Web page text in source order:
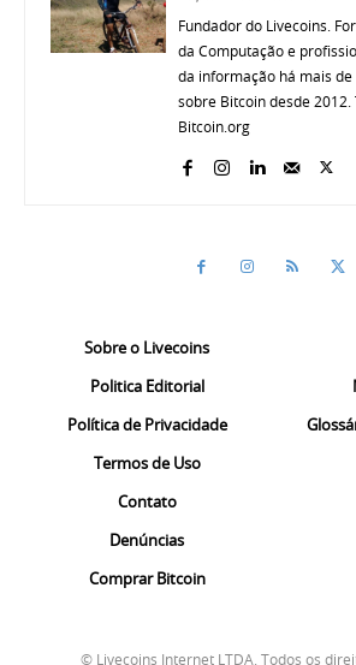
Fundador do Livecoins.
da Computação e
da informação há mais de
sobre Bitcoin desde
Bitcoin.org
Sobre o Livecoins
Politica Editorial
Política de Privacidade
Termos de Uso
Contato
Denúncias
Comprar Bitcoin
© Livecoins Internet LTDA. Todos os